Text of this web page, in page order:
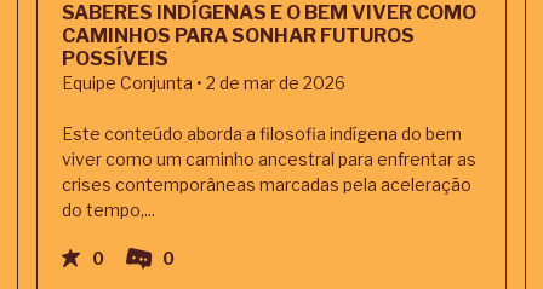
SABERES INDÍGENAS E O BEM VIVER COMO
CAMINHOS PARA SONHAR FUTUROS
POSSÍVEIS
Equipe Conjunta • 2 de mar de 2026
Este conteúdo aborda a filosofia indígena do bem
viver como um caminho ancestral para enfrentar as
crises contemporâneas marcadas pela aceleração
do tempo,...
0 0